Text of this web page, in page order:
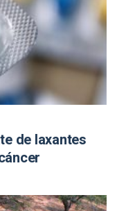
de laxantes